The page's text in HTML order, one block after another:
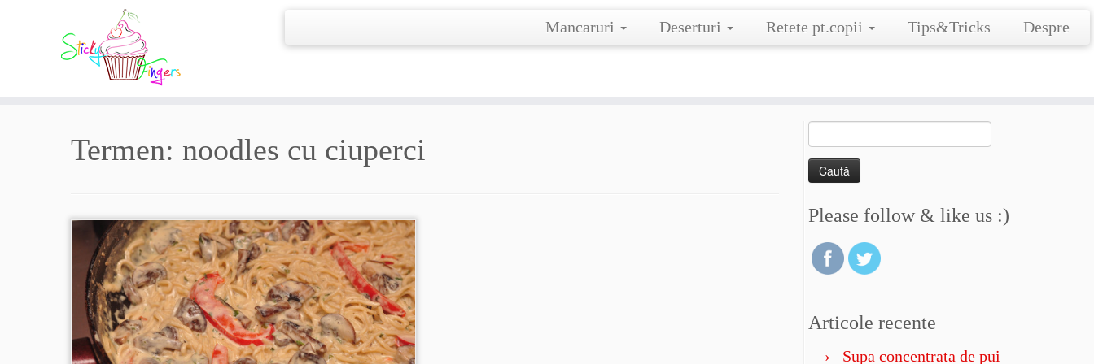
Mancaruri Deserturi Retete pt.copii Tips&Tricks Despre
Termen: noodles cu ciuperci
după:
Please follow & like us :)
Articole recente
Supa concentrata de pui